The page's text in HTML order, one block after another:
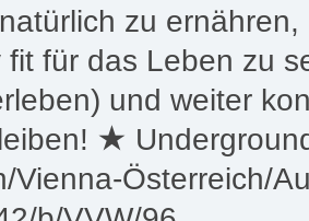
zu
fit für das Leben zu
und weiter
★
Vienna-Österreich/